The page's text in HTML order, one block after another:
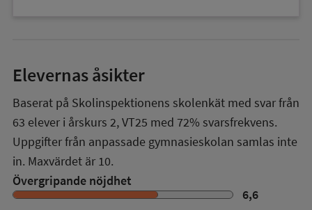
Elevernas åsikter
Baserat på Skolinspektionens skolenkät med svar från
63 elever i årskurs 2,VT25 med 72% svarsfrekvens.
Uppgifter från anpassade gymnasieskolan samlas inte
in. Maxvärdet är 10.
Övergripande nöjdhet
6,6